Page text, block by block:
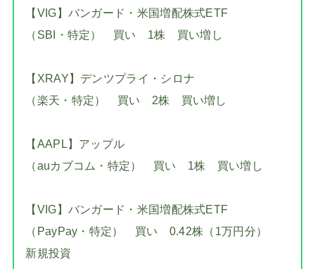
【VIG】バンガード・米国増配株式ETF
（SBI・特定） 買い 1株 買い増し
【XRAY】デンツプライ・シロナ
（楽天・特定） 買い 2株 買い増し
【AAPL】アップル
（auカブコム・特定） 買い 1株 買い増し
【VIG】バンガード・米国増配株式ETF
（PayPay・特定） 買い 0.42株（1万円分）
新規投資